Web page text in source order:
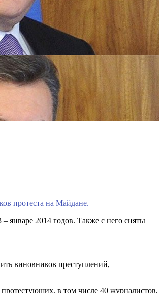
протеста на Майдане.
январе 2014 годов. Также с него сняты
виновников преступлений,
в том числе 40 журналистов,